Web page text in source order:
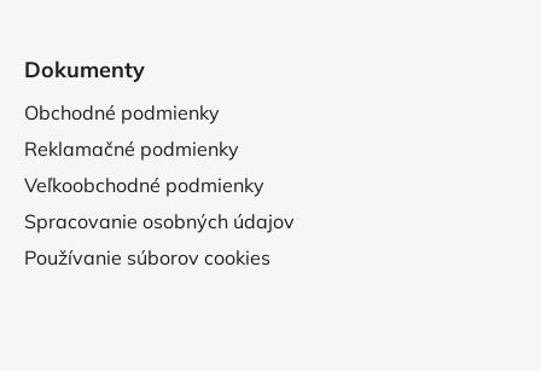
Dokumenty
Obchodné podmienky
Reklamačné podmienky
Veľkoobchodné podmienky
Spracovanie osobných údajov
Používanie súborov cookies